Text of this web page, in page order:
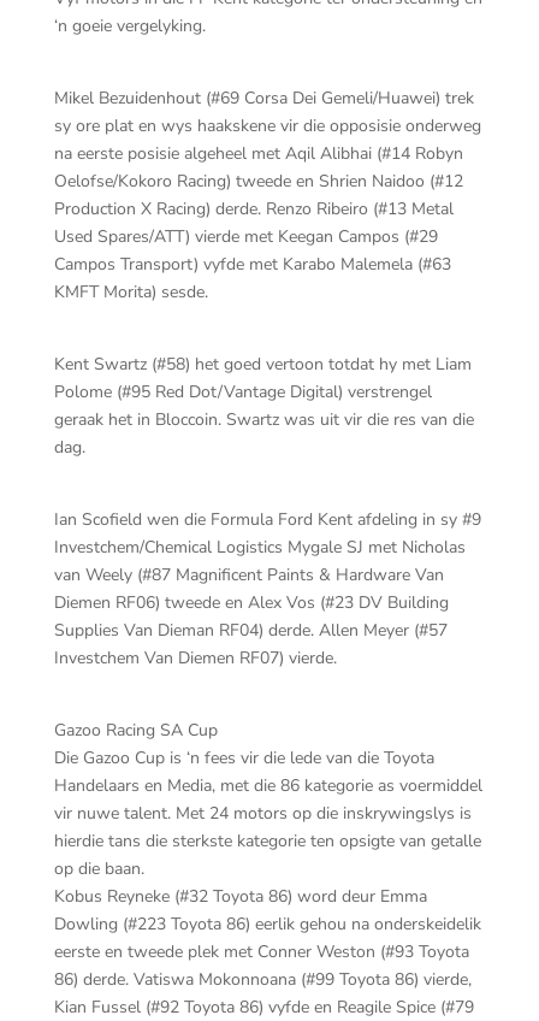
‘n goeie vergelyking.
Mikel Bezuidenhout (#69 Corsa Dei Gemeli/Huawei) trek
sy ore plat en wys haakskene vir die opposisie onderweg
na eerste posisie algeheel met Aqil Alibhai (#14 Robyn
Oelofse/Kokoro Racing) tweede en Shrien Naidoo (#12
Production X Racing) derde. Renzo Ribeiro (#13 Metal
Used Spares/ATT) vierde met Keegan Campos (#29
Campos Transport) vyfde met Karabo Malemela (#63
KMFT Morita) sesde.
Kent Swartz (#58) het goed vertoon totdat hy met Liam
Polome (#95 Red Dot/Vantage Digital) verstrengel
geraak het in Bloccoin. Swartz was uit vir die res van die
dag.
Ian Scofield wen die Formula Ford Kent afdeling in sy #9
Investchem/Chemical Logistics Mygale SJ met Nicholas
van Weely (#87 Magnificent Paints & Hardware Van
Diemen RF06) tweede en Alex Vos (#23 DV Building
Supplies Van Dieman RF04) derde. Allen Meyer (#57
Investchem Van Diemen RF07) vierde.
Gazoo Racing SA Cup
Die Gazoo Cup is ‘n fees vir die lede van die Toyota
Handelaars en Media, met die 86 kategorie as voermiddel
vir nuwe talent. Met 24 motors op die inskrywingslys is
hierdie tans die sterkste kategorie ten opsigte van getalle
op die baan.
Kobus Reyneke (#32 Toyota 86) word deur Emma
Dowling (#223 Toyota 86) eerlik gehou na onderskeidelik
eerste en tweede plek met Conner Weston (#93 Toyota
86) derde. Vatiswa Mokonnoana (#99 Toyota 86) vierde,
Kian Fussel (#92 Toyota 86) vyfde en Reagile Spice (#79